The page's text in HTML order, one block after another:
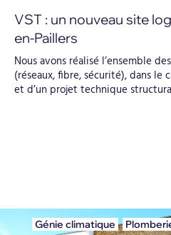
VST : un nouveau site
en-Paillers
Nous avons réalisé l’ensemble
(réseaux, fibre, sécurité), dans le
et d’un projet technique
Génie climatique ,